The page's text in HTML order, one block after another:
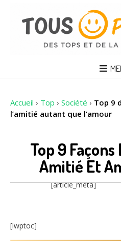
Accueil › Top › Société › Top 9
l’amitié autant que l’amour
Top 9
Amitié Et
[article_meta]
[lwptoc]